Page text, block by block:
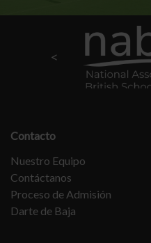
Contacto
Nuestro Equipo
Contáctanos
Proceso de Admisión
Darte de Baja